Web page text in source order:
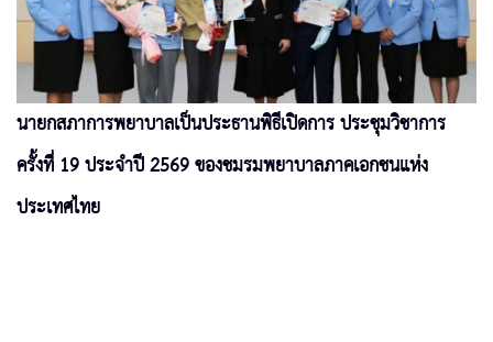
นายกสภาการพยาบาลเป็นประธานพิธีเปิดการ ประชุมวิชาการ
ครั้งที่ 19 ประจำปี 2569 ของชมรมพยาบาลภาคเอกชนแห่ง
ประเทศไทย